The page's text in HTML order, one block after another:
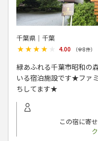
千葉県│千葉
★★★★★
★★★★★ 4.00 （全8件）
緑あふれる千葉市昭和の
いる宿泊施設です★ファ
ちしてます★
この宿に寄